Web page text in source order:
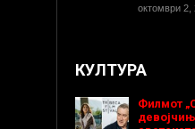
октомври 2,
КУЛТУРА
Филмот